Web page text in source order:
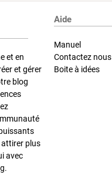
et en
et gérer
blog
attirer plus
avec
Aide
Manuel
Contactez nous
Boite à idées